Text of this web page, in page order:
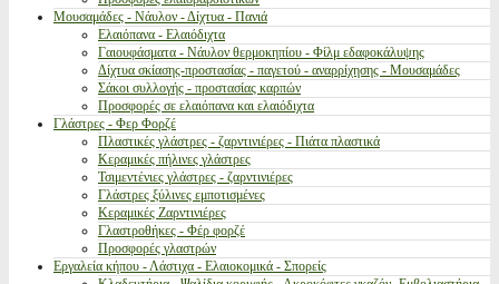
Μουσαμάδες - Νάυλον - Δίχτυα - Πανιά
Ελαιόπανα - Ελαιόδιχτα
Γαιουφάσματα - Νάυλον θερμοκηπίου - Φίλμ εδαφοκάλυψης
Δίχτυα σκίασης-προστασίας - παγετού - αναρρίχησης - Μουσαμάδες
Σάκοι συλλογής - προστασίας καρπών
Προσφορές σε ελαιόπανα και ελαιόδιχτα
Γλάστρες - Φερ Φορζέ
Πλαστικές γλάστρες - ζαρντινιέρες - Πιάτα πλαστικά
Κεραμικές πήλινες γλάστρες
Τσιμεντένιες γλάστρες - ζαρντινιέρες
Γλάστρες ξύλινες εμποτισμένες
Κεραμικές Ζαρντινιέρες
Γλαστροθήκες - Φέρ φορζέ
Προσφορές γλαστρών
Εργαλεία κήπου - Λάστιχα - Ελαιοκομικά - Σπορείς